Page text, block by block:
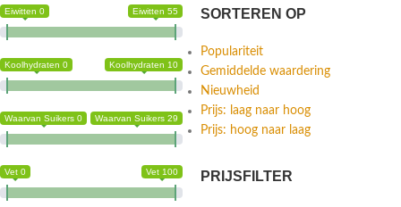
Eiwitten 0 Eiwitten 55
Koolhydraten 0 Koolhydraten 10
Waarvan Suikers 0 Waarvan Suikers 29
Vet 0 Vet 100
SORTEREN OP
Populariteit
Gemiddelde waardering
Nieuwheid
Prijs: laag naar hoog
Prijs: hoog naar laag
PRIJSFILTER